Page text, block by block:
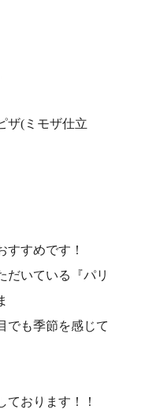
ザ(ミモザ仕立
すすめです！
だいている『パリ
でも季節を感じて
ております！！